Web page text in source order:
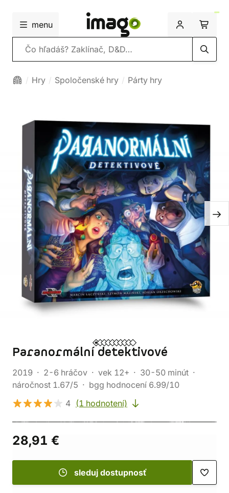
menu
Vyhľadávanie
Hry Spoločenské hry Párty hry
Paranormální detektivové
2019 2-6 hráčov vek 12+
30-50 minút
náročnost 1.67/5
bgg hodnocení 6.99/10
4 (1 hodnotení)
28,91 €
sleduj dostupnosť